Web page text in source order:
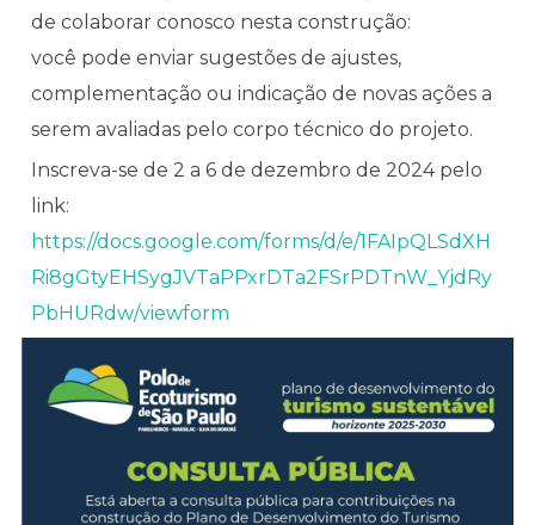
de colaborar conosco nesta construção:
você pode enviar sugestões de ajustes,
complementação ou indicação de novas ações a
serem avaliadas pelo corpo técnico do projeto.
Inscreva-se de 2 a 6 de dezembro de 2024 pelo
link:
https://docs.google.com/forms/d/e/1FAIpQLSdXH
Ri8gGtyEHSygJVTaPPxrDTa2FSrPDTnW_YjdRy
PbHURdw/viewform